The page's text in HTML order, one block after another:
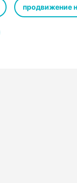
компания –
StoryBrand, вы
бренде – так, что
ваш бренд всей
продвижение